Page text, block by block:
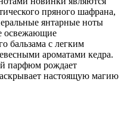
пряного шафрана,
янтарные ноты
освежающие
бальзама с легким
ароматами кедра.
парфюм рождает
настоящую магию